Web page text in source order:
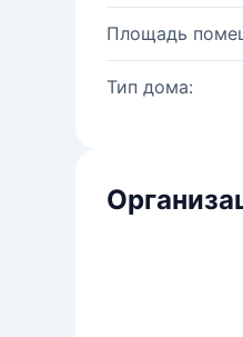
Площадь
Тип дома: